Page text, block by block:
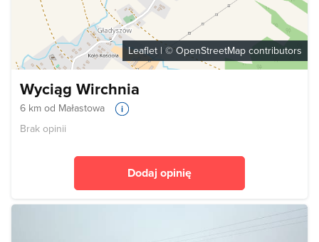
Leaflet | ©OpenStreetMap contributors
Wyciąg Wirchnia
6 km od Małastowa
Brak opinii
Dodaj opinię